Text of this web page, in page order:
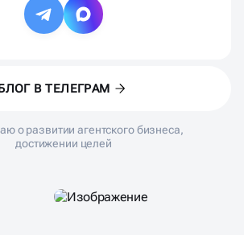
В ТЕЛЕГРАМ
о развитии агентского бизнеса,
достижении целей